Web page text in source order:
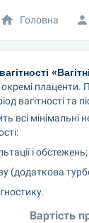
плаценти.
вагітності та
всі
і обстежень;
(додаткова
Вартість
Головна